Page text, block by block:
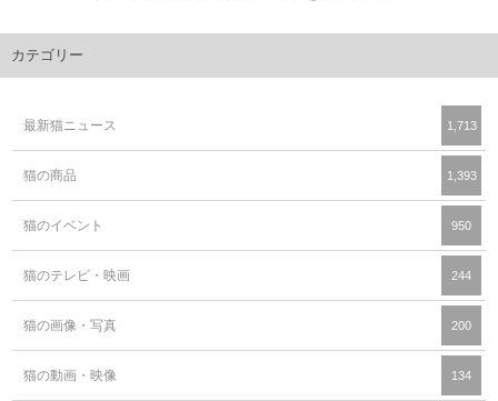
カテゴリー
最新猫ニュース 1,713
猫の商品 1,393
猫のイベント 950
猫のテレビ・映画 244
猫の画像・写真 200
猫の動画・映像 134